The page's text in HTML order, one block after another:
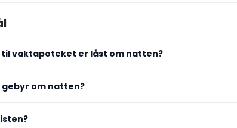
til vaktapoteket er låst om natten?
om natten?